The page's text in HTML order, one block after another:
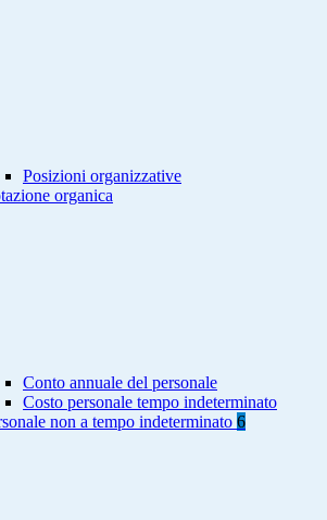
Posizioni organizzative
organica
Conto annuale del personale
Costo personale tempo indeterminato
non a tempo indeterminato 6